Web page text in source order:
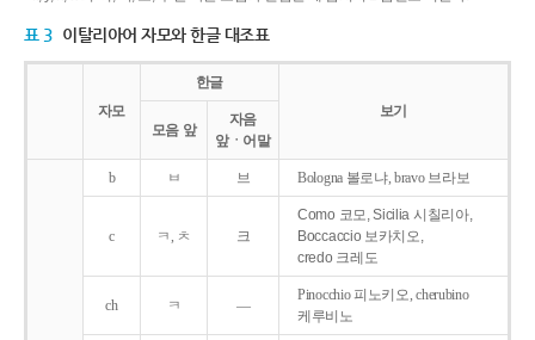
표 3 이탈리아어 자모와 한글 대조표
자모
한글
보기
모음 앞
자음
앞ㆍ어말
b ㅂ 브 Bologna 볼로냐, bravo 브라보
c ㅋ, ㅊ 크
Como 코모, Sicilia 시칠리아,
Boccaccio 보카치오,
credo 크레도
ch ㅋ ―
Pinocchio 피노키오, cherubino
케루비노